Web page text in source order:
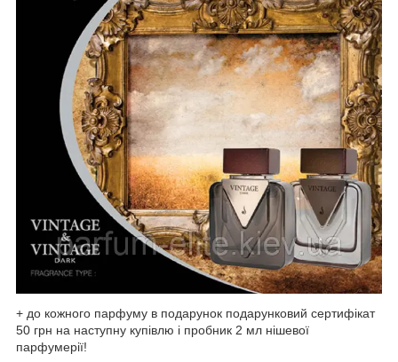
+ до кожного парфуму в подарунок подарунковий сертифікат
50 грн на наступну купівлю і пробник 2 мл нішевої
парфумерії!